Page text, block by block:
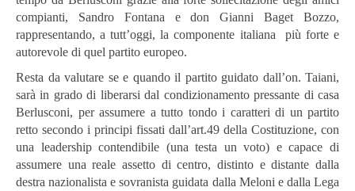
compianti, Sandro Fontana e don Gianni Baget Bozzo,
rappresentando, a tutt’oggi, la componente italiana più forte e
autorevole di quel partito europeo.
Resta da valutare se e quando il partito guidato dall’on. Taiani,
sarà in grado di liberarsi dal condizionamento pressante di casa
Berlusconi, per assumere a tutto tondo i caratteri di un partito
retto secondo i principi fissati dall’art.49 della Costituzione, con
una leadership contendibile (una testa un voto) e capace di
assumere una reale assetto di centro, distinto e distante dalla
destra nazionalista e sovranista guidata dalla Meloni e dalla Lega